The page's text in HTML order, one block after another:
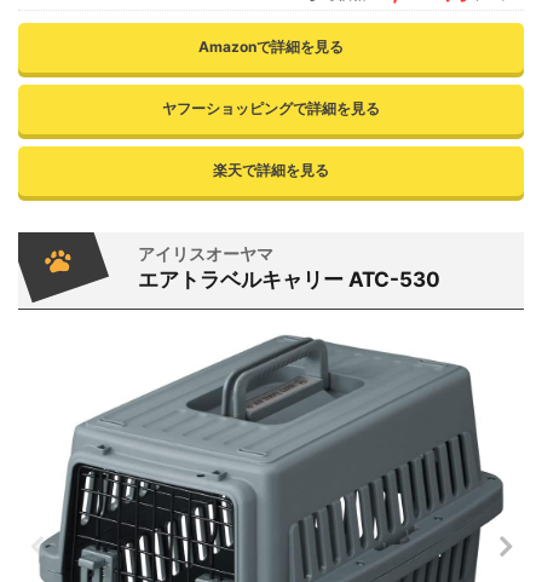
Amazonで詳細を見る
ヤフーショッピングで詳細を見る
楽天で詳細を見る
アイリスオーヤマ
エアトラベルキャリー ATC-530